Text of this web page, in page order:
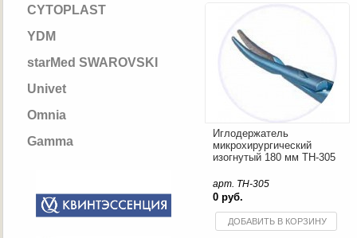
CYTOPLAST
YDM
starMed SWAROVSKI
Univet
Omnia
Gamma
Иглодержатель
микрохирургический
изогнутый 180 мм TH-305
арт. TH-305
0 руб.
ДОБАВИТЬ В КОРЗИНУ